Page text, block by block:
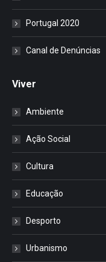
Portugal 2020
Canal de Denúncias
Viver
Ambiente
Ação Social
Cultura
Educação
Desporto
Urbanismo